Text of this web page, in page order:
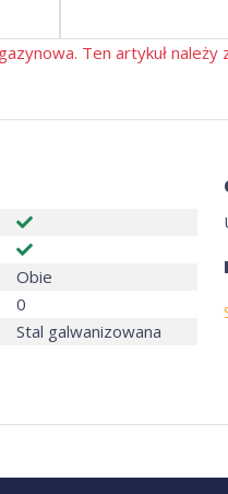
Ten artykuł
Obie
0
Stal galwanizowana